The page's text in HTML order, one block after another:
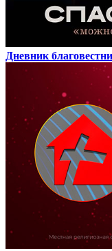
Дневник